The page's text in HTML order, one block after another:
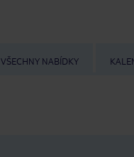
VŠECHNY NABÍDKY